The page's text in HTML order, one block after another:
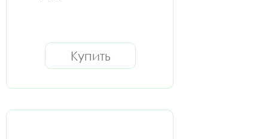
Купить